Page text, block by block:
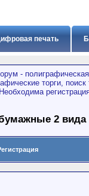
печать
-
торги,
2 вида